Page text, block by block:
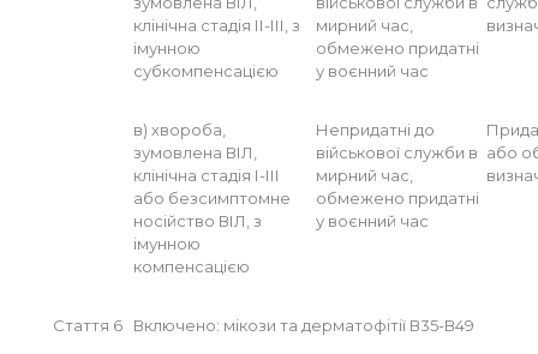
клінічна стадія ІІ-ІІІ, з
імунною
субкомпенсацією
мирний час,
обмежено придатні
у воєнний час
в) хвороба,
зумовлена ВІЛ,
клінічна стадія І-ІІІ
або безсимптомне
носійство ВІЛ, з
імунною
компенсацією
Непридатні до
військової служби в
мирний час,
обмежено придатні
у воєнний час
або
Стаття 6 Включено: мікози та дерматофітії В35-В49